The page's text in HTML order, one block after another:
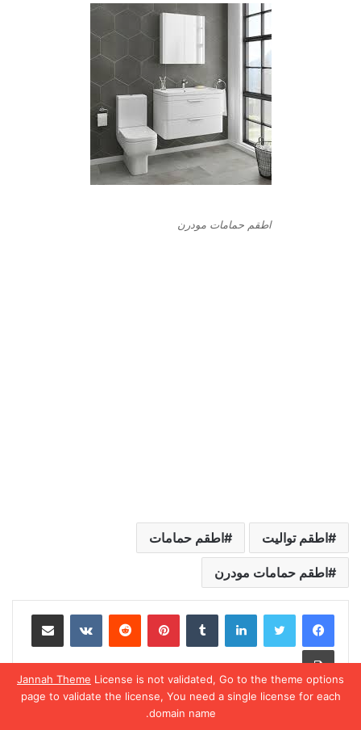
Jannah Theme License is not validated, Go to the theme options
page to validate the license, You need a single license for each
domain name.
اطقم حمامات مودرن
اطقم تواليت اطقم حمامات
اطقم حمامات مودرن
لينكدإن بينتيريست مشاركة عبر البريد
طباعة